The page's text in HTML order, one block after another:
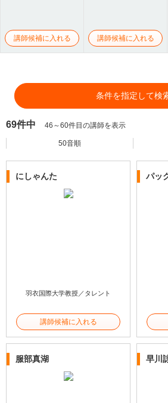
講師候補に入れる 講師候補に入れる
条件を指定して検
69件中 46～60件目の講師を表示
50音順
にしゃんた
羽衣国際大学教授／タレント
講師候補に入れる
パッ
服部真湖 早川